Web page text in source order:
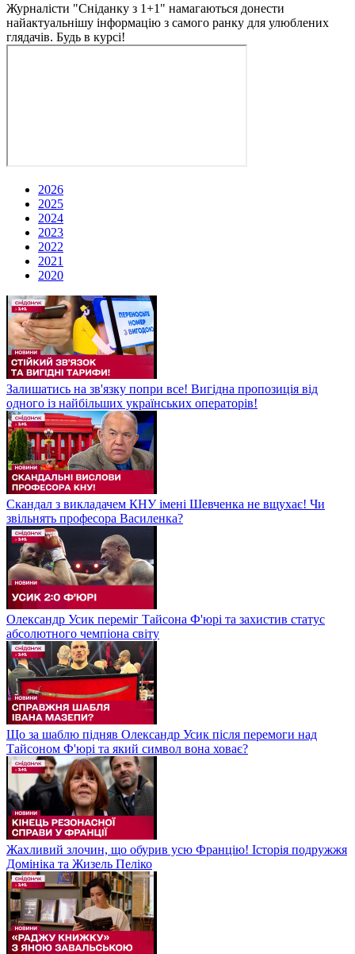
Журналісти "Сніданку з 1+1" намагаються донести
найактуальнішу інформацію з самого ранку для улюблених
глядачів. Будь в курсі!
2026
2025
2024
2023
2022
2021
2020
Залишатись на зв'язку попри все! Вигідна пропозиція від
одного із найбільших українських операторів!
Скандал з викладачем КНУ імені Шевченка не вщухає! Чи
звільнять професора Василенка?
Олександр Усик переміг Тайсона Ф'юрі та захистив статус
абсолютного чемпіона світу
Що за шаблю підняв Олександр Усик після перемоги над
Тайсоном Ф'юрі та який символ вона ховає?
Жахливий злочин, що обурив усю Францію! Історія подружжя
Домініка та Жизель Пеліко